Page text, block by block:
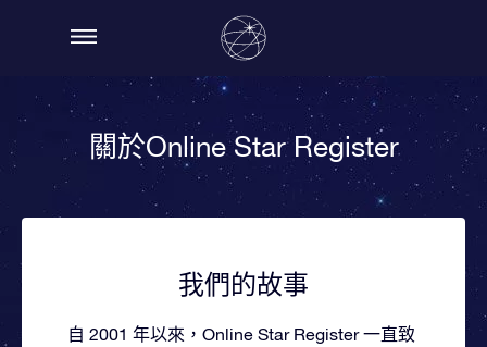
關於Online Star Register
我們的故事
自 2001 年以來，Online Star Register 一直致